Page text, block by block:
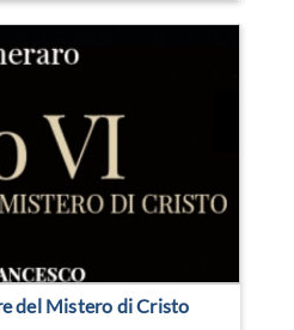
del Mistero di Cristo